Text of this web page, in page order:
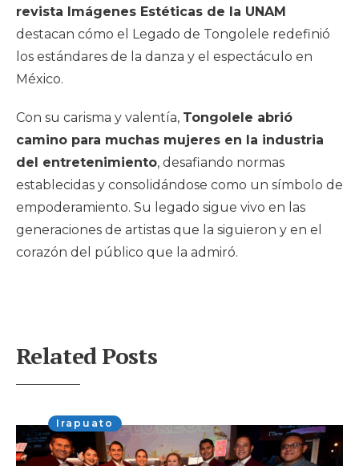
revista Imágenes Estéticas de la UNAM
destacan cómo el Legado de Tongolele redefinió
los estándares de la danza y el espectáculo en
México.
Con su carisma y valentía, Tongolele abrió
camino para muchas mujeres en la industria
del entretenimiento, desafiando normas
establecidas y consolidándose como un símbolo de
empoderamiento. Su legado sigue vivo en las
generaciones de artistas que la siguieron y en el
corazón del público que la admiró.
Related Posts
Irapuato